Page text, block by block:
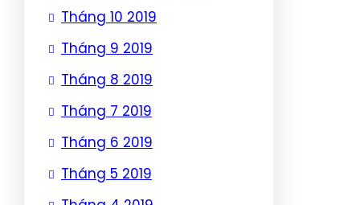
Tháng 10 2019
Tháng 9 2019
Tháng 8 2019
Tháng 7 2019
Tháng 6 2019
Tháng 5 2019